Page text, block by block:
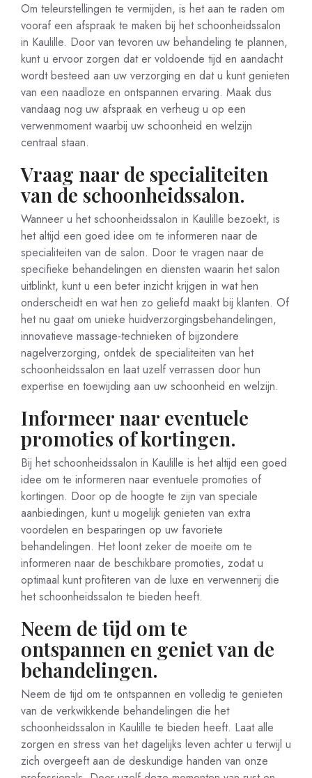
Om teleurstellingen te vermijden, is het aan te raden om
vooraf een afspraak te maken bij het schoonheidssalon
in Kaulille. Door van tevoren uw behandeling te plannen,
kunt u ervoor zorgen dat er voldoende tijd en aandacht
wordt besteed aan uw verzorging en dat u kunt genieten
van een naadloze en ontspannen ervaring. Maak dus
vandaag nog uw afspraak en verheug u op een
verwenmoment waarbij uw schoonheid en welzijn
centraal staan.
Vraag naar de specialiteiten
van de schoonheidssalon.
Wanneer u het schoonheidssalon in Kaulille bezoekt, is
het altijd een goed idee om te informeren naar de
specialiteiten van de salon. Door te vragen naar de
specifieke behandelingen en diensten waarin het salon
uitblinkt, kunt u een beter inzicht krijgen in wat hen
onderscheidt en wat hen zo geliefd maakt bij klanten. Of
het nu gaat om unieke huidverzorgingsbehandelingen,
innovatieve massage-technieken of bijzondere
nagelverzorging, ontdek de specialiteiten van het
schoonheidssalon en laat uzelf verrassen door hun
expertise en toewijding aan uw schoonheid en welzijn.
Informeer naar eventuele
promoties of kortingen.
Bij het schoonheidssalon in Kaulille is het altijd een goed
idee om te informeren naar eventuele promoties of
kortingen. Door op de hoogte te zijn van speciale
aanbiedingen, kunt u mogelijk genieten van extra
voordelen en besparingen op uw favoriete
behandelingen. Het loont zeker de moeite om te
informeren naar de beschikbare promoties, zodat u
optimaal kunt profiteren van de luxe en verwennerij die
het schoonheidssalon te bieden heeft.
Neem de tijd om te
ontspannen en geniet van de
behandelingen.
Neem de tijd om te ontspannen en volledig te genieten
van de verkwikkende behandelingen die het
schoonheidssalon in Kaulille te bieden heeft. Laat alle
zorgen en stress van het dagelijks leven achter u terwijl u
zich overgeeft aan de deskundige handen van onze